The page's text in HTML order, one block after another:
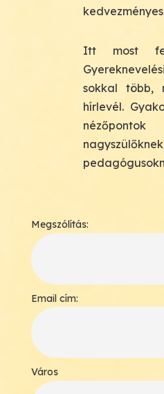
Itt most
sokkal több,
hírlevél.
Megszólítás:
Email cím:
Város